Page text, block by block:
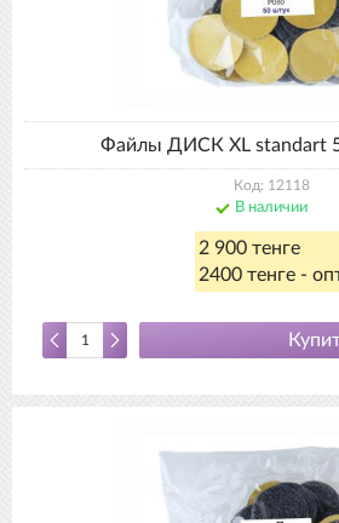
Файлы ДИСК XL standart
Код: 12118
В наличии
2 900 тенге
2400 тенге -